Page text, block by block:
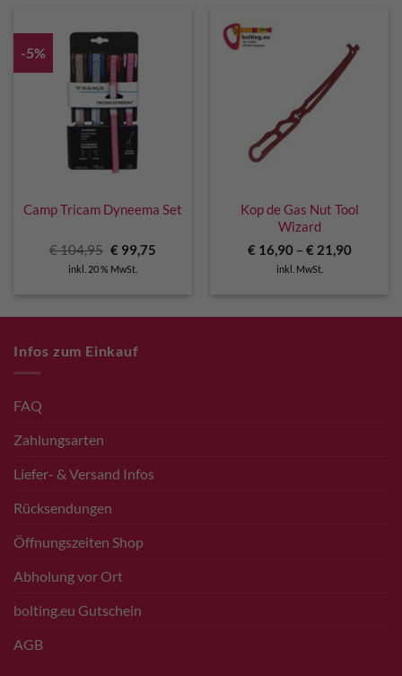
-5%
Camp Tricam Dyneema Set
€104,95 Ursprünglicher
Preis
war:
€99,75Aktueller
inkl. 20 % MwSt.
Kop de Gas Nut Tool
Wizard
€16,90– €21,90
inkl. MwSt.
Infos zum Einkauf
FAQ
Zahlungsarten
Liefer- & Versand Infos
Rücksendungen
Öffnungszeiten Shop
Abholung vor Ort
bolting.eu Gutschein
AGB